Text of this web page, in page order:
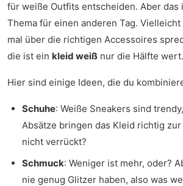
für weiße Outfits entscheiden. Aber das
Thema für einen anderen Tag.
mal über die richtigen Accessoires
die ist ein kleid weiß nur die Hälfte wert.
Hier sind einige Ideen, die du
Schuhe: Weiße Sneakers sind
Absätze bringen das Kleid richtig zur
nicht verrückt?
Schmuck: Weniger ist mehr, oder?
nie genug Glitzer haben, also was